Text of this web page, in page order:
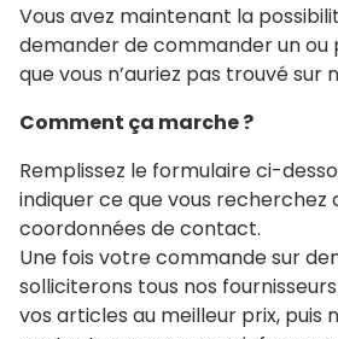
Vous avez maintenant la
demander de commander un ou
que vous n’auriez pas trouvé sur
Comment ça marche ?
Remplissez le formulaire ci-
indiquer ce que vous recherchez
coordonnées de contact.
Une fois votre commande sur
solliciterons tous nos
vos articles au meilleur prix, puis